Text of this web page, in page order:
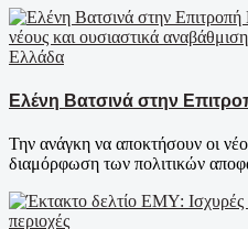
Ελλάδα
Ελένη Βατσινά στην
Την ανάγκη να αποκτήσουν οι
διαμόρφωση των πολιτικών